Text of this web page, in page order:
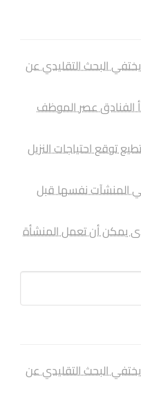
البحث التقليدي عن
الفنادق عصر الموظف
توقع احتياجات النزيل
المنشآت نفسها قبل
يمكن أن تعمل المنشأة
البحث التقليدي عن